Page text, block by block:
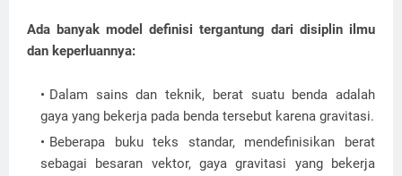
Ada banyak model definisi tergantung dari disiplin ilmu
dan keperluannya:
Dalam sains dan teknik, berat suatu benda adalah
gaya yang bekerja pada benda tersebut karena gravitasi.
Beberapa buku teks standar, mendefinisikan berat
sebagai besaran vektor, gaya gravitasi yang bekerja